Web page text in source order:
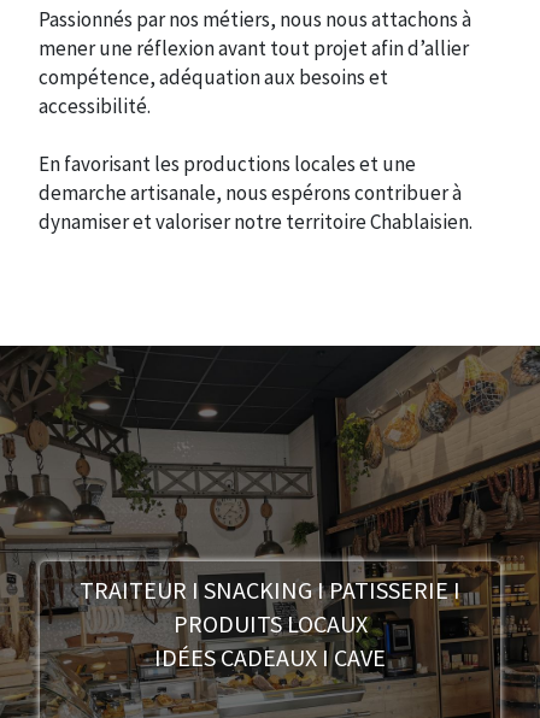
Passionnés par nos métiers, nous nous attachons à
mener une réflexion avant tout projet afin d’allier
compétence, adéquation aux besoins et
accessibilité.
En favorisant les productions locales et une
demarche artisanale, nous espérons contribuer à
dynamiser et valoriser notre territoire Chablaisien.
TRAITEUR I SNACKING I PATISSERIE I
PRODUITS LOCAUX
IDÉES CADEAUX I CAVE